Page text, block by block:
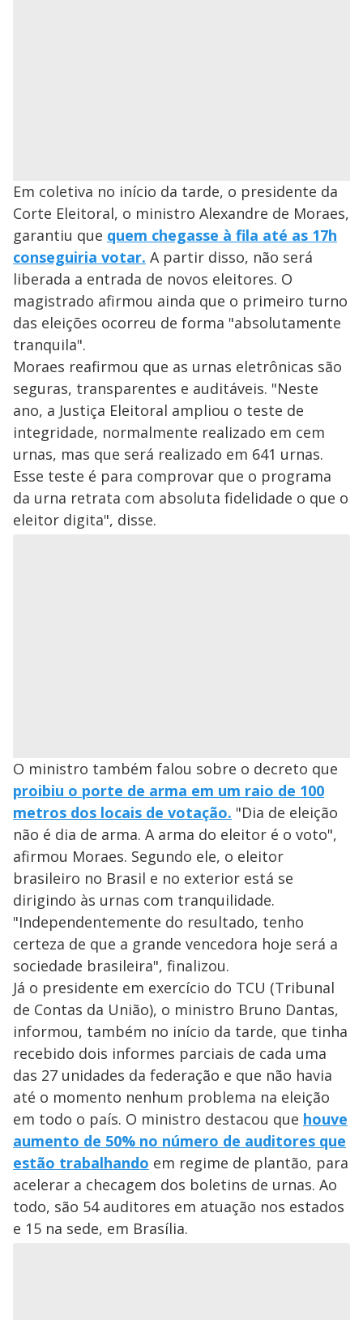
Em coletiva no início da tarde, o presidente da
Corte Eleitoral, o ministro Alexandre de Moraes,
garantiu que quem chegasse à fila até as 17h
conseguiria votar. A partir disso, não será
liberada a entrada de novos eleitores. O
magistrado afirmou ainda que o primeiro turno
das eleições ocorreu de forma "absolutamente
tranquila".
Moraes reafirmou que as urnas eletrônicas são
seguras, transparentes e auditáveis. "Neste
ano, a Justiça Eleitoral ampliou o teste de
integridade, normalmente realizado em cem
urnas, mas que será realizado em 641 urnas.
Esse teste é para comprovar que o programa
da urna retrata com absoluta fidelidade o que o
eleitor digita", disse.
O ministro também falou sobre o decreto que
proibiu o porte de arma em um raio de 100
metros dos locais de votação. "Dia de eleição
não é dia de arma. A arma do eleitor é o voto",
afirmou Moraes. Segundo ele, o eleitor
brasileiro no Brasil e no exterior está se
dirigindo às urnas com tranquilidade.
"Independentemente do resultado, tenho
certeza de que a grande vencedora hoje será a
sociedade brasileira", finalizou.
Já o presidente em exercício do TCU (Tribunal
de Contas da União), o ministro Bruno Dantas,
informou, também no início da tarde, que tinha
recebido dois informes parciais de cada uma
das 27 unidades da federação e que não havia
até o momento nenhum problema na eleição
em todo o país. O ministro destacou que houve
aumento de 50% no número de auditores que
estão trabalhando em regime de plantão, para
acelerar a checagem dos boletins de urnas. Ao
todo, são 54 auditores em atuação nos estados
e 15 na sede, em Brasília.